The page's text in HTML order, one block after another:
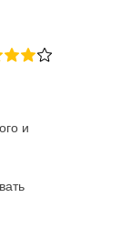
и